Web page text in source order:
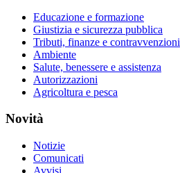
Educazione e formazione
Giustizia e sicurezza pubblica
Tributi, finanze e contravvenzioni
Ambiente
Salute, benessere e assistenza
Autorizzazioni
Agricoltura e pesca
Novità
Notizie
Comunicati
Avvisi